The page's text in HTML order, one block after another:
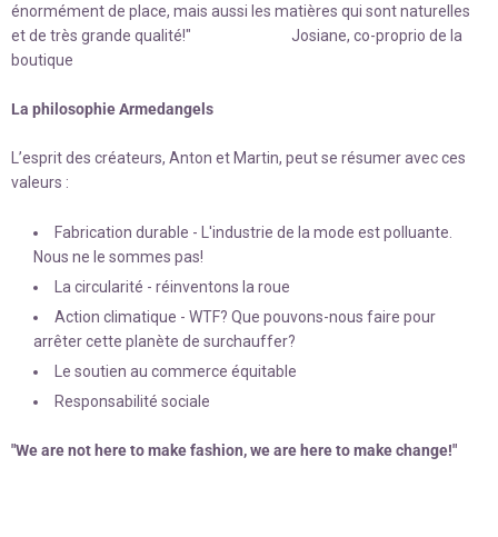
énormément de place, mais aussi les matières qui sont naturelles
et de très grande qualité!" Josiane, co-proprio de la
boutique
La philosophie Armedangels
L’esprit des créateurs, Anton et Martin, peut se résumer avec ces
valeurs :
Fabrication durable - L'industrie de la mode est polluante.
Nous ne le sommes pas!
La circularité - réinventons la roue
Action climatique - WTF? Que pouvons-nous faire pour
arrêter cette planète de surchauffer?
Le soutien au commerce équitable
Responsabilité sociale
"We are not here to make fashion, we are here to make change!"